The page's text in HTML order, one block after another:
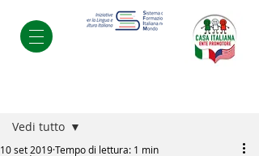
Vedi tutto
10 set 2019Tempo di lettura: 1 min